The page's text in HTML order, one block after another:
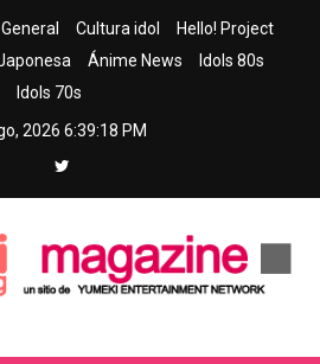
General Cultura idol
Hello! Project
Ánime News
Idols 80s
Idols 70s
2026 6:39:19 PM